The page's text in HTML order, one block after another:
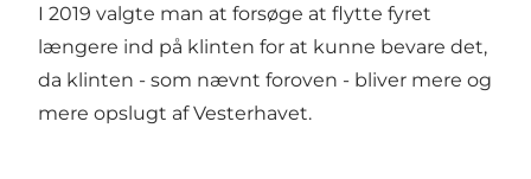
I 2019 valgte man at forsøge at flytte fyret
længere ind på klinten for at kunne bevare det,
da klinten - som nævnt foroven - bliver mere og
mere opslugt af Vesterhavet.